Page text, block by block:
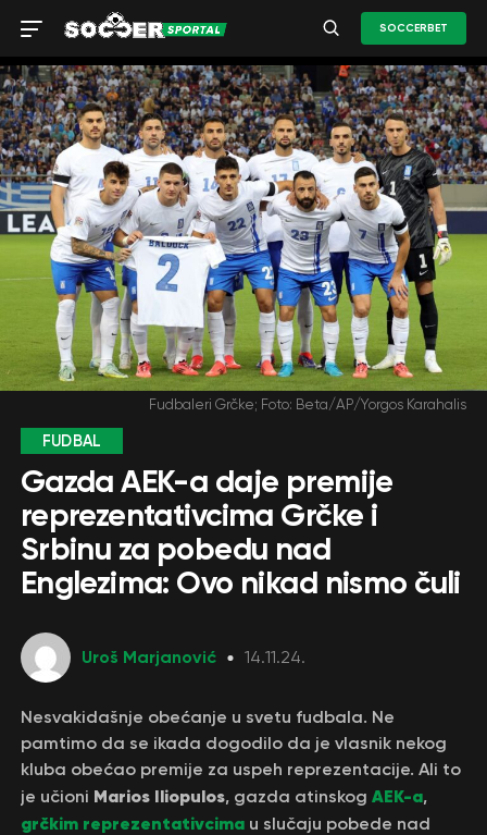
SOCCERBET
Fudbaleri Grčke; Foto: Beta/AP/Yorgos Karahalis
FUDBAL
Gazda AEK-a daje premije
reprezentativcima Grčke i
Srbinu za pobedu nad
Englezima: Ovo nikad nismo čuli
Uroš Marjanović 14.11.24.
Nesvakidašnje obećanje u svetu fudbala. Ne
pamtimo da se ikada dogodilo da je vlasnik nekog
kluba obećao premije za uspeh reprezentacije. Ali to
je učioni Marios Iliopulos, gazda atinskog AEK-a,
grčkim reprezentativcimau slučaju pobede nad